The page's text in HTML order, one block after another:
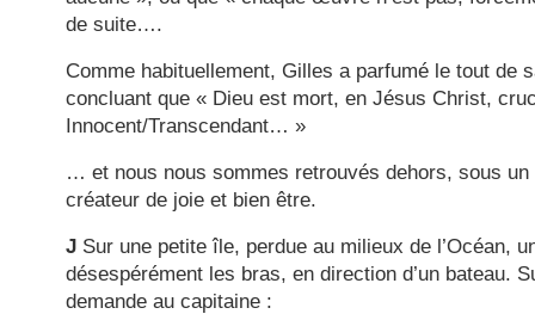
de suite….
Comme habituellement, Gilles a parfumé le tout de
concluant que « Dieu est mort, en Jésus Christ,
Innocent/Transcendant… »
… et nous nous sommes retrouvés dehors, sous
créateur de joie et bien être.
J Sur une petite île, perdue au milieux de l’Océan,
désespérément les bras, en direction d’un bateau.
demande au capitaine :